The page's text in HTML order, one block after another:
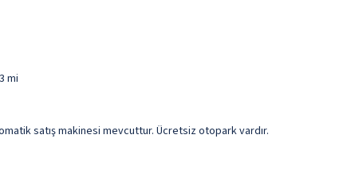
mi
satış makinesi mevcuttur. Ücretsiz otopark vardır.